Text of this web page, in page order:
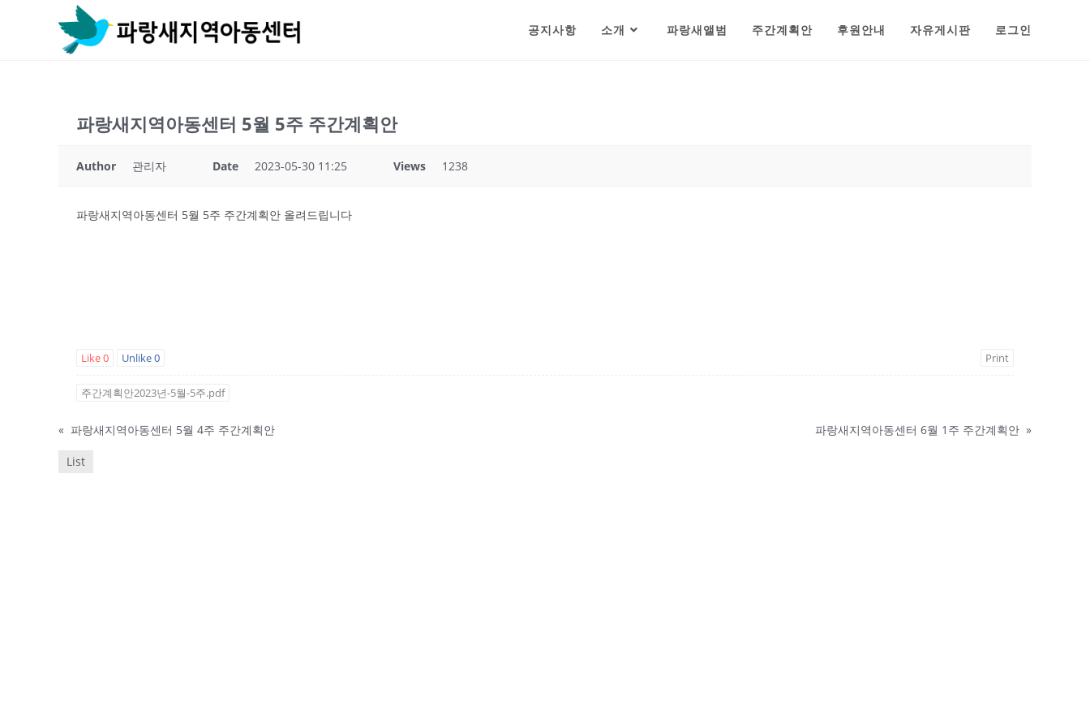
공지사항 소개 파랑새앨범 주간계획안 후원안내 자유게시판 로그인
파랑새지역아동센터 5월 5주 주간계획안
Author 관리자 Date 2023-05-30 11:25 Views 1238
파랑새지역아동센터 5월 5주 주간계획안 올려드립니다
Like0 Unlike0 Print
주간계획안2023년-5월-5주.pdf
« 파랑새지역아동센터 5월 4주 주간계획안 파랑새지역아동센터 6월 1주 주간계획안 »
List